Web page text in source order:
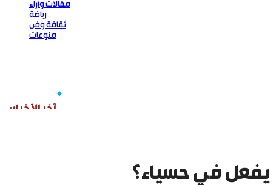
مقالات وآراء
رياضة
ثقافة وفن
منوعات
يفعل في حسياء؟